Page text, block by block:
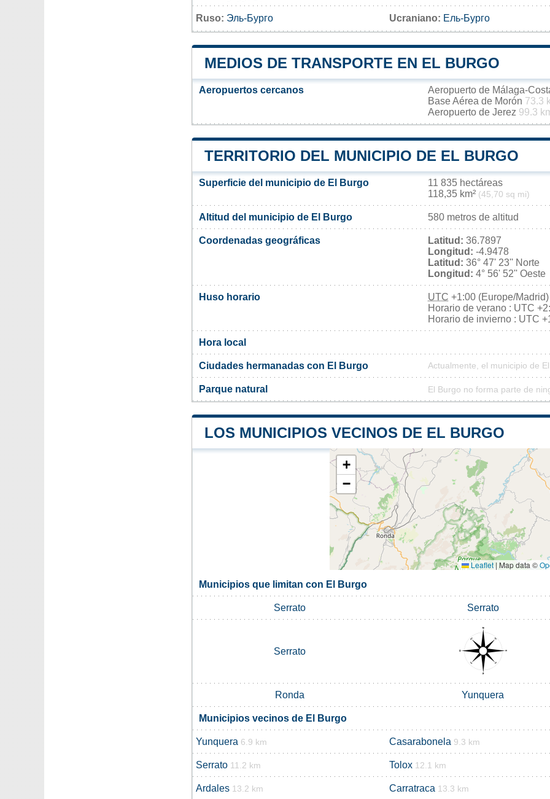
Ruso: Эль-Бурго Ucraniano: Ель-Бурго
MEDIOS DE TRANSPORTE EN EL BURGO
Aeropuertos cercanos Aeropuerto de Málaga-
Base Aérea de Morón 73.3
Aeropuerto de Jerez 99.3
TERRITORIO DEL MUNICIPIO DE EL BURGO
Superficie del municipio de El Burgo
11 835 hectáreas
118,35 km² (45,70 sq mi)
Altitud del municipio de El Burgo 580 metros de altitud
Coordenadas geográficas Latitud: 36.7897
Longitud: -4.9478
Latitud: 36° 47' 23'' Norte
Longitud: 4° 56' 52'' Oeste
Huso horario UTC +1:00 (Europe/Madrid)
Horario de verano : UTC
Horario de invierno : UTC
Hora local
Ciudades hermanadas con El Burgo Actualmente, el municipio de
Parque natural El Burgo no forma parte de
LOS MUNICIPIOS VECINOS DE EL BURGO
+
−
Leaflet | Map data ©
Municipios que limitan con El Burgo
Serrato Serrato
Serrato
Ronda Yunquera
Municipios vecinos de El Burgo
Yunquera 6.9 km Casarabonela 9.3 km
Serrato 11.2 km Tolox 12.1 km
Ardales 13.2 km Carratraca 13.3 km